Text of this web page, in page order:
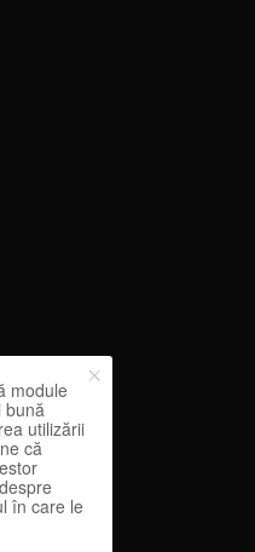
module
bună
utilizării
că
în care le